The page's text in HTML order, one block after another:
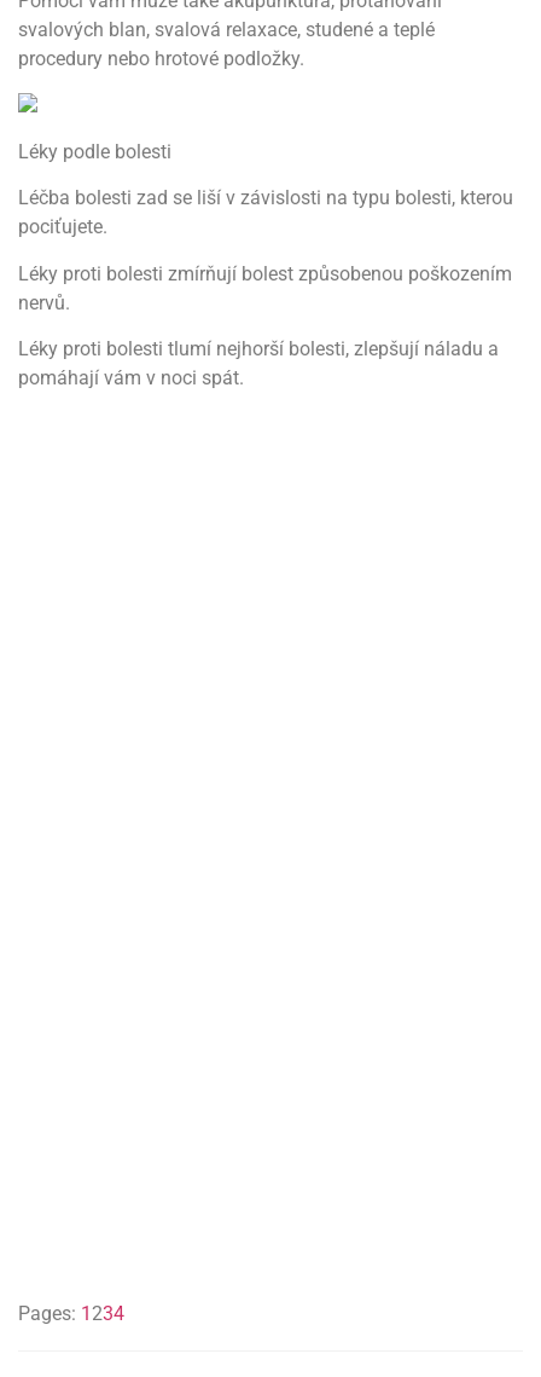
svalových blan, svalová relaxace, studené a teplé
procedury nebo hrotové podložky.
Léky podle bolesti
Léčba bolesti zad se liší v závislosti na typu bolesti, kterou
pociťujete.
Léky proti bolesti zmírňují bolest způsobenou poškozením
nervů.
Léky proti bolesti tlumí nejhorší bolesti, zlepšují náladu a
pomáhají vám v noci spát.
Pages: 1234